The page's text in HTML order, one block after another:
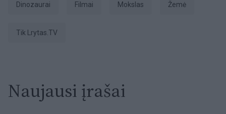
dinozaurai Filmai Mokslas Žemė
tik Lrytas.TV
Naujausi įrašai